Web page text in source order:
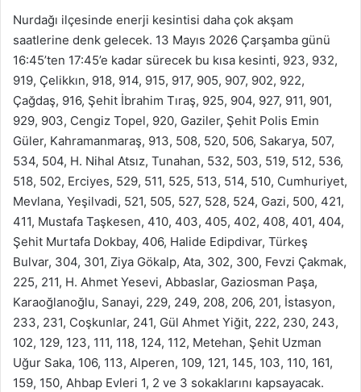
Nurdağı ilçesinde enerji kesintisi daha çok akşam
saatlerine denk gelecek. 13 Mayıs 2026 Çarşamba günü
16:45’ten 17:45’e kadar sürecek bu kısa kesinti, 923, 932,
919, Çelikkın, 918, 914, 915, 917, 905, 907, 902, 922,
Çağdaş, 916, Şehit İbrahim Tıraş, 925, 904, 927, 911, 901,
929, 903, Cengiz Topel, 920, Gaziler, Şehit Polis Emin
Güler, Kahramanmaraş, 913, 508, 520, 506, Sakarya, 507,
534, 504, H. Nihal Atsız, Tunahan, 532, 503, 519, 512, 536,
518, 502, Erciyes, 529, 511, 525, 513, 514, 510, Cumhuriyet,
Mevlana, Yeşilvadi, 521, 505, 527, 528, 524, Gazi, 500, 421,
411, Mustafa Taşkesen, 410, 403, 405, 402, 408, 401, 404,
Şehit Murtafa Dokbay, 406, Halide Edipdivar, Türkeş
Bulvar, 304, 301, Ziya Gökalp, Ata, 302, 300, Fevzi Çakmak,
225, 211, H. Ahmet Yesevi, Abbaslar, Gaziosman Paşa,
Karaoğlanoğlu, Sanayi, 229, 249, 208, 206, 201, İstasyon,
233, 231, Coşkunlar, 241, Gül Ahmet Yiğit, 222, 230, 243,
102, 129, 123, 111, 118, 124, 112, Metehan, Şehit Uzman
Uğur Saka, 106, 113, Alperen, 109, 121, 145, 103, 110, 161,
159, 150, Ahbap Evleri 1, 2 ve 3 sokaklarını kapsayacak.